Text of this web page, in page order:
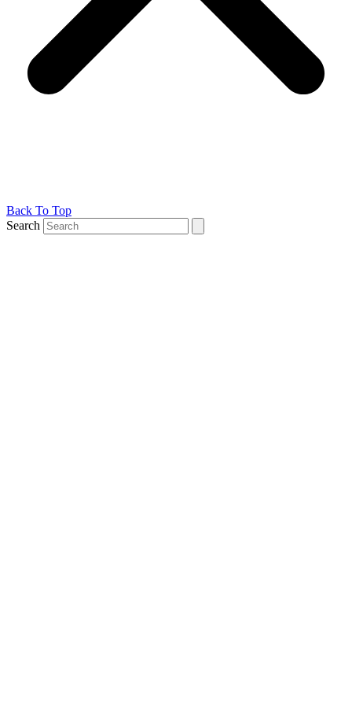
Back To Top
Search